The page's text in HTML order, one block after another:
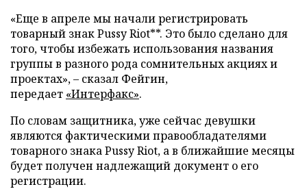
«Еще в апреле мы начали регистрировать
товарный знак Pussy Riot**. Это было сделано для
того, чтобы избежать использования названия
группы в разного рода сомнительных акциях и
проектах», – сказал Фейгин,
передает «Интерфакс».
По словам защитника, уже сейчас девушки
являются фактическими правообладателями
товарного знака Pussy Riot, а в ближайшие месяцы
будет получен надлежащий документ о его
регистрации.